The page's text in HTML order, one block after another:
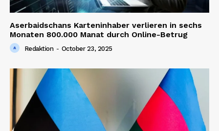
Aserbaidschans Karteninhaber verlieren in sechs
Monaten 800.000 Manat durch Online-Betrug
Redaktion - October 23, 2025